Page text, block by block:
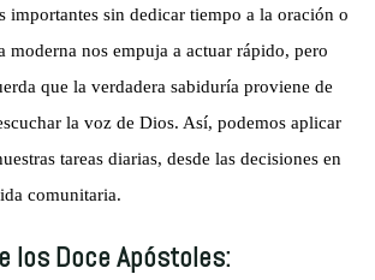
importantes sin dedicar tiempo a la oración o
nos empuja a actuar rápido, pero
que la verdadera sabiduría proviene de
la voz de Dios. Así, podemos aplicar
tareas diarias, desde las decisiones en
comunitaria.
los Doce Apóstoles: